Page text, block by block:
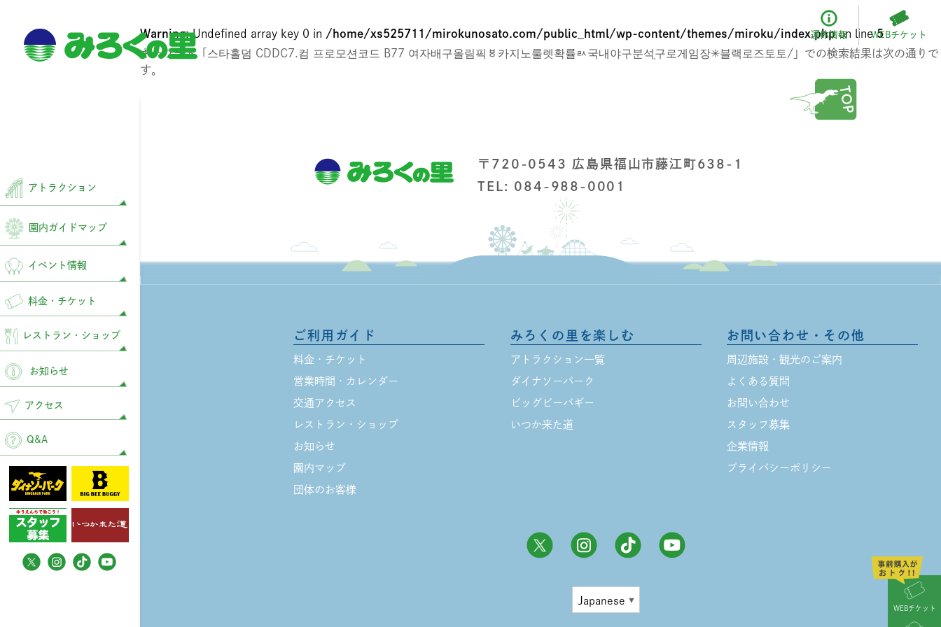
運休情報 WEBチケット
WEBチケット
アトラクション
園内ガイドマップ
イベント情報
料金・チケット
レストラン ・ショップ
お知らせ
アクセス
Q&A
Warning: Undefined array key 0 in /home/xs525711/mirokunosato.com/public_html/wp-content/themes/miroku/index.phpon line5
キーワード「스타홀덤 CDDC7.컴 프로모션코드 B77 여자배구올림픽ㅸ카지노룰렛확률ㄽ국내야구분석֖구로게임장✳블랙로즈토토/」での検索結果は次の通りで
す。
〒720-0543 広島県福山市藤江町638-1
TEL: 084-988-0001
ご利用ガイド
料金・チケット
営業時間・カレンダー
交通アクセス
レストラン・ショップ
お知らせ
園内マップ
団体のお客様
みろくの里を楽しむ
アトラクション一覧
ダイナソーパーク
ビッグビーバギー
いつか来た道
お問い合わせ・その他
周辺施設・観光のご案内
よくある質問
お問い合わせ
スタッフ募集
企業情報
プライバシーポリシー
Japanese ▼